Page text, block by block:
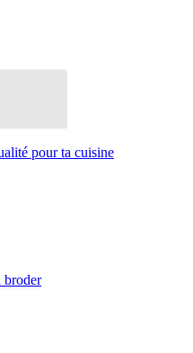
pour ta cuisine
broder